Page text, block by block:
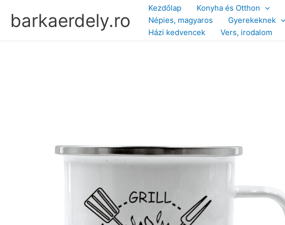
content
barkaerdely.ro
Kezdőlap Konyha és Otthon
Népies, magyaros
Gyerekeknek
Házi kedvencek
Vers, irodalom